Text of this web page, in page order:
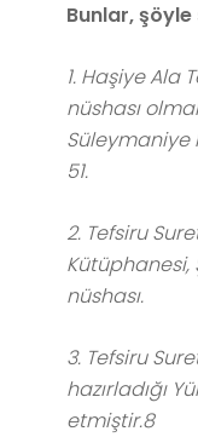
Bunlar,
1. Haşiye Ala
nüshası
Süleymaniye
51.
2. Tefsiru
Kütüphanesi,
nüshası.
3. Tefsiru
hazırladığı
etmiştir.8